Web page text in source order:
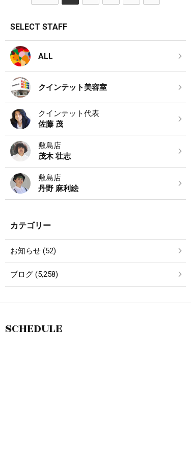
SELECT STAFF
ALL
クインテット美容室
クインテット代表
佐藤 茂
敷島店
茂木 壮志
敷島店
丹野 麻利絵
カテゴリー
お知らせ (52)
ブログ (5,258)
SCHEDULE